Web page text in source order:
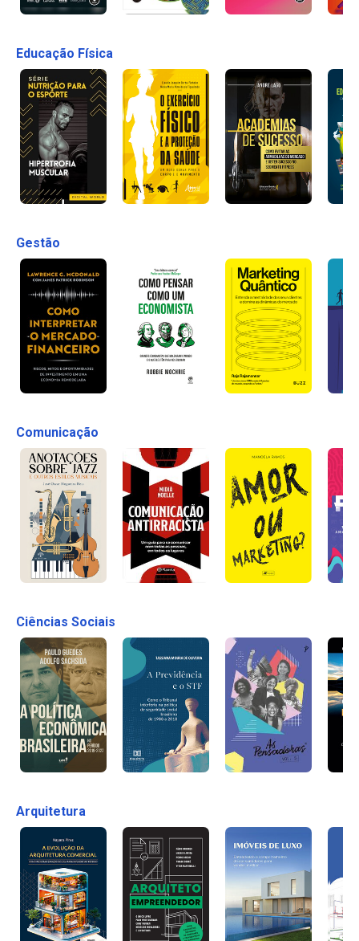
Educação Física
Gestão
Comunicação
Ciências Sociais
Arquitetura